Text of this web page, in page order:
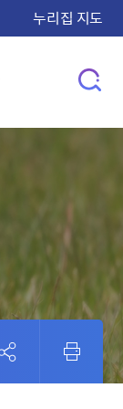
누리집 지도